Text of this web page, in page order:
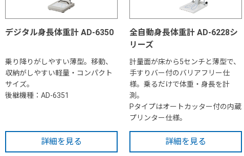
デジタル身長体重計 AD-6350
乗り降りがしやすい薄型。移動、
収納がしやすい軽量・コンパクト
サイズ。
後継機種：AD-6351
詳細を見る
全自動身長体重計 AD-6228シ
リーズ
計量面が床から5センチと薄型で、
手すりバー付のバリアフリー仕
様。乗るだけで体重・身長を計
測。
Pタイプはオートカッター付の内蔵
プリンター仕様。
詳細を見る